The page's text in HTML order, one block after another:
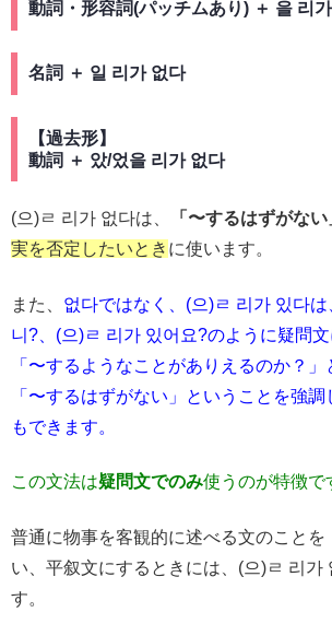
動詞・形容詞(パッチムあり) ＋ 을 리
名詞 ＋ 일 리가 없다
【過去形】
動詞 ＋ 았/었을 리가 없다
(으)ㄹ 리가 없다は、 「〜するはずがない
実を否定したいとき に使います。
また、 없다ではなく、(으)ㄹ 리가 있다
니?、(으)ㄹ 리가 있어요?のように疑問文
「〜するようなことがありえるのか？」
「〜するはずがない」ということを強
もできます。
この文法は疑問文でのみ使うのが特徴で
普通に物事を客観的に述べる文のことを
い、平叙文にするときには、(으)ㄹ 리가
す。